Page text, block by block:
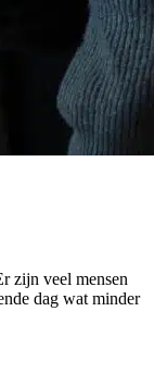
zijn veel mensen
dag wat minder